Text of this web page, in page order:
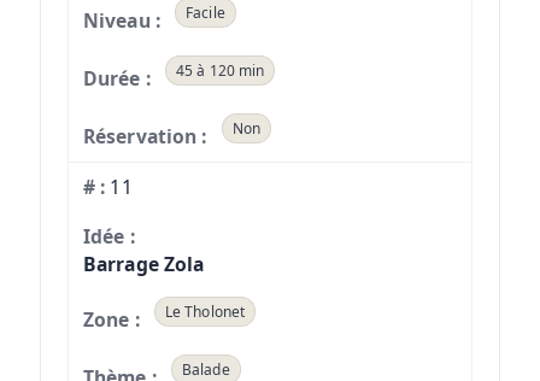
Facile
45 à 120 min
Non
11
Barrage Zola
Le Tholonet
Balade